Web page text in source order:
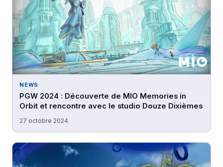
NEWS
PGW 2024 : Découverte de MIO Memories in
Orbit et rencontre avec le studio Douze Dixièmes
27 octobre 2024